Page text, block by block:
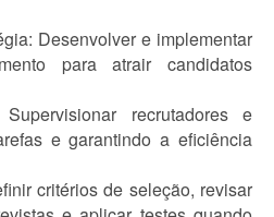
Desenvolver e implementar
para atrair candidatos
recrutadores e
e garantindo a eficiência
critérios de seleção, revisar